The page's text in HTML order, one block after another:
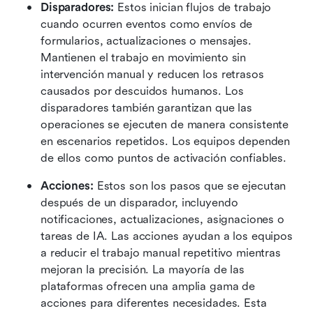
Disparadores: Estos inician flujos de trabajo
cuando ocurren eventos como envíos de
formularios, actualizaciones o mensajes.
Mantienen el trabajo en movimiento sin
intervención manual y reducen los retrasos
causados por descuidos humanos. Los
disparadores también garantizan que las
operaciones se ejecuten de manera consistente
en escenarios repetidos. Los equipos dependen
de ellos como puntos de activación confiables.
Acciones: Estos son los pasos que se ejecutan
después de un disparador, incluyendo
notificaciones, actualizaciones, asignaciones o
tareas de IA. Las acciones ayudan a los equipos
a reducir el trabajo manual repetitivo mientras
mejoran la precisión. La mayoría de las
plataformas ofrecen una amplia gama de
acciones para diferentes necesidades. Esta